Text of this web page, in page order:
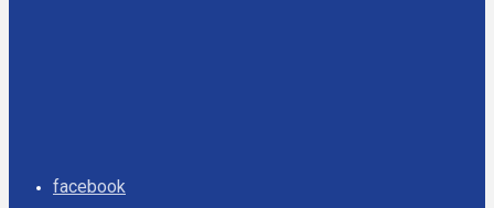
facebook